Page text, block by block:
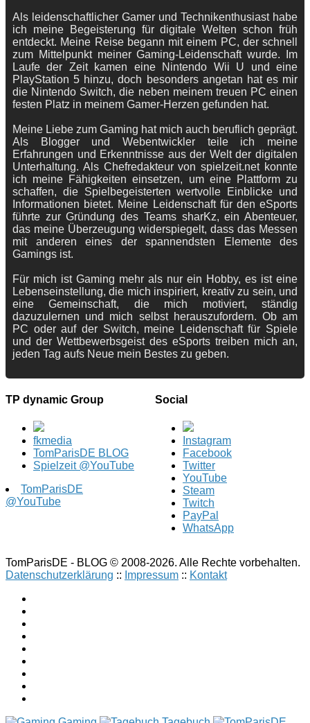
Als leidenschaftlicher Gamer und Technikenthusiast habe
ich meine Begeisterung für digitale Welten schon früh
entdeckt. Meine Reise begann mit einem PC, der schnell
zum Mittelpunkt meiner Gaming-Leidenschaft wurde. Im
Laufe der Zeit kamen eine Nintendo Wii U und eine
PlayStation 5 hinzu, doch besonders angetan hat es mir
die Nintendo Switch, die neben meinem treuen PC einen
festen Platz in meinem Gamer-Herzen gefunden hat.
Meine Liebe zum Gaming hat mich auch beruflich geprägt.
Als Blogger und Webentwickler teile ich meine
Erfahrungen und Erkenntnisse aus der Welt der digitalen
Unterhaltung. Als Chefredakteur von spielzeit.net konnte
ich meine Fähigkeiten einsetzen, um eine Plattform zu
schaffen, die Spielbegeisterten wertvolle Einblicke und
Informationen bietet. Meine Leidenschaft für den eSports
führte zur Gründung des Teams sharKz, ein Abenteuer,
das meine Überzeugung widerspiegelt, dass das Messen
mit anderen eines der spannendsten Elemente des
Gamings ist.
Für mich ist Gaming mehr als nur ein Hobby, es ist eine
Lebenseinstellung, die mich inspiriert, kreativ zu sein, und
eine Gemeinschaft, die mich motiviert, ständig
dazuzulernen und mich selbst herauszufordern. Ob am
PC oder auf der Switch, meine Leidenschaft für Spiele
und der Wettbewerbsgeist des eSports treiben mich an,
jeden Tag aufs Neue mein Bestes zu geben.
TP dynamic Group
fkmedia
TomParisDE BLOG
Spielzeit @YouTube
TomParisDE
@YouTube
Social
Instagram
Facebook
Twitter
YouTube
Steam
Twitch
PayPal
WhatsApp
TomParisDE - BLOG © 2008-2026. Alle Rechte vorbehalten.
Datenschutzerklärung :: Impressum :: Kontakt